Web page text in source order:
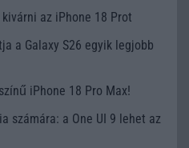
az iPhone 18 Prot
a Galaxy S26 egyik legjobb
iPhone 18 Pro Max!
számára: a One UI 9 lehet az